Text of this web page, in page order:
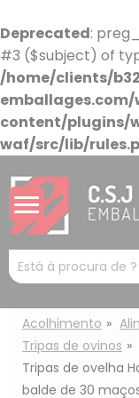
Deprecated:
#3 ($subject) of
/home/clients/
content/plugins/
waf/src/lib/
Mots
clés
:
Acolhimento
Tripas de ovinos
Tripas de ovelha
balde de 30